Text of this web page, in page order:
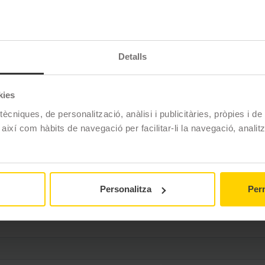
Detalls
de personalització, anàlisi i publicitàries, pròpies i
com hàbits de navegació per facilitar-li la navegació,
Personalitza
per a cotxes de tipus turisme amb un excel·lent nivell
i un bon estalvi de combustible.
SPORT BLURESPONSE
Estiu
No